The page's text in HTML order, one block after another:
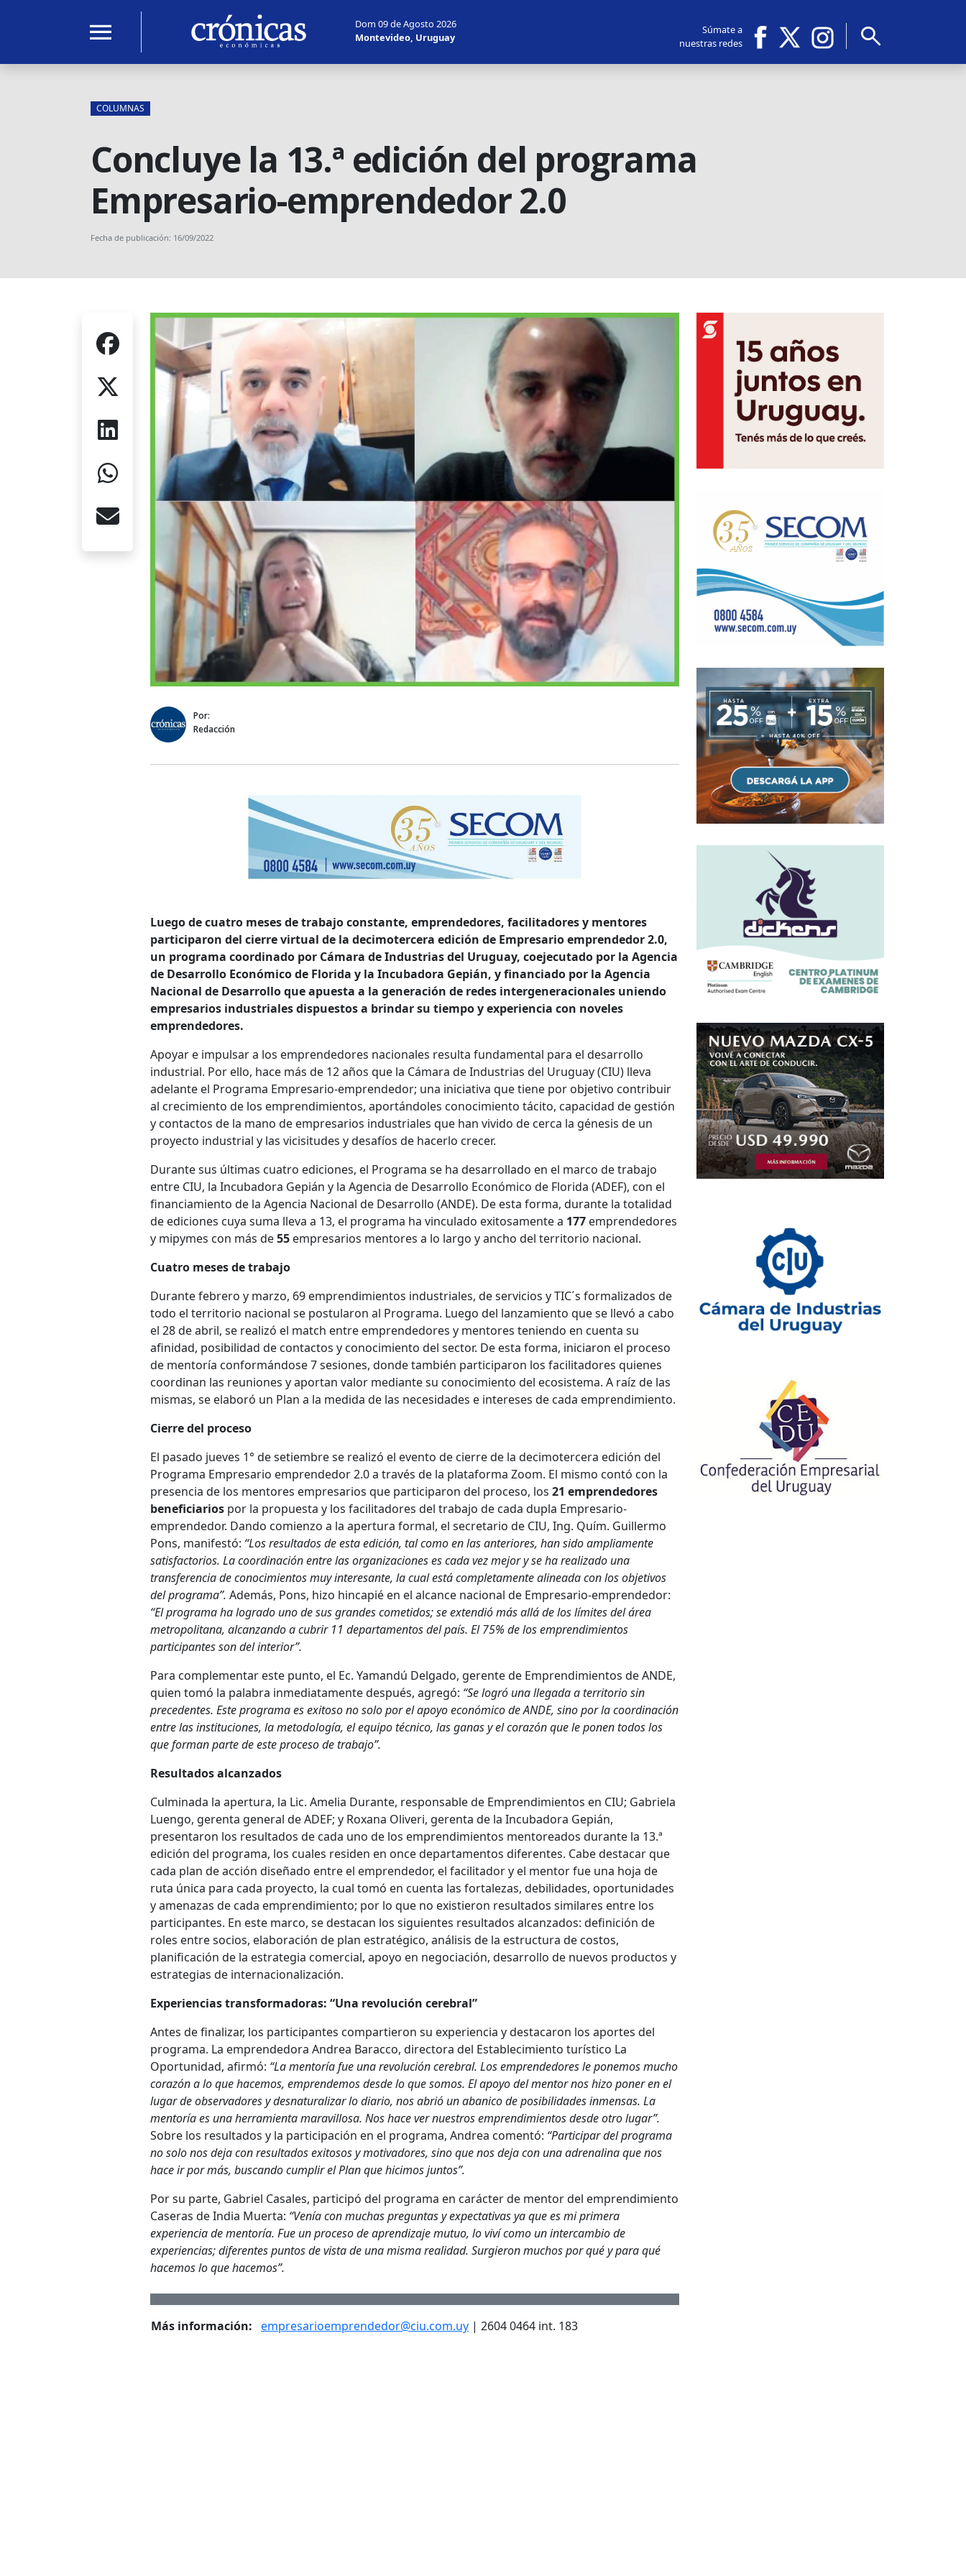
menu
Dom 09 de Agosto 2026
Montevideo, Uruguay
Súmate a
nuestras redes
search
COLUMNAS
Concluye la 13.ª edición del programa
Empresario-emprendedor 2.0
Fecha de publicación: 16/09/2022
Por:
Redacción
Luego de cuatro meses de trabajo constante, emprendedores, facilitadores y mentores
participaron del cierre virtual de la decimotercera edición de Empresario emprendedor 2.0,
un programa coordinado por Cámara de Industrias del Uruguay, coejecutado por la Agencia
de Desarrollo Económico de Florida y la Incubadora Gepián, y financiado por la Agencia
Nacional de Desarrollo que apuesta a la generación de redes intergeneracionales uniendo
empresarios industriales dispuestos a brindar su tiempo y experiencia con noveles
emprendedores.
Apoyar e impulsar a los emprendedores nacionales resulta fundamental para el desarrollo
industrial. Por ello, hace más de 12 años que la Cámara de Industrias del Uruguay (CIU) lleva
adelante el Programa Empresario-emprendedor; una iniciativa que tiene por objetivo contribuir
al crecimiento de los emprendimientos, aportándoles conocimiento tácito, capacidad de gestión
y contactos de la mano de empresarios industriales que han vivido de cerca la génesis de un
proyecto industrial y las vicisitudes y desafíos de hacerlo crecer.
Durante sus últimas cuatro ediciones, el Programa se ha desarrollado en el marco de trabajo
entre CIU, la Incubadora Gepián y la Agencia de Desarrollo Económico de Florida (ADEF), con el
financiamiento de la Agencia Nacional de Desarrollo (ANDE). De esta forma, durante la totalidad
de ediciones cuya suma lleva a 13, el programa ha vinculado exitosamente a 177 emprendedores
y mipymes con más de55 empresarios mentores a lo largo y ancho del territorio nacional.
Cuatro meses de trabajo
Durante febrero y marzo, 69 emprendimientos industriales, de servicios y TIC´s formalizados de
todo el territorio nacional se postularon al Programa. Luego del lanzamiento que se llevó a cabo
el 28 de abril, se realizó el match entre emprendedores y mentores teniendo en cuenta su
afinidad, posibilidad de contactos y conocimiento del sector. De esta forma, iniciaron el proceso
de mentoría conformándose 7 sesiones, donde también participaron los facilitadores quienes
coordinan las reuniones y aportan valor mediante su conocimiento del ecosistema. A raíz de las
mismas, se elaboró un Plan a la medida de las necesidades e intereses de cada emprendimiento.
Cierre del proceso
El pasado jueves 1° de setiembre se realizó el evento de cierre de la decimotercera edición del
Programa Empresario emprendedor 2.0 a través de la plataforma Zoom. El mismo contó con la
presencia de los mentores empresarios que participaron del proceso, los 21 emprendedores
beneficiarios por la propuesta y los facilitadores del trabajo de cada dupla Empresario-
emprendedor. Dando comienzo a la apertura formal, el secretario de CIU, Ing. Quím. Guillermo
Pons, manifestó: “Los resultados de esta edición, tal como en las anteriores, han sido ampliamente
satisfactorios. La coordinación entre las organizaciones es cada vez mejor y se ha realizado una
transferencia de conocimientos muy interesante, la cual está completamente alineada con los objetivos
del programa”. Además, Pons, hizo hincapié en el alcance nacional de Empresario-emprendedor:
“El programa ha logrado uno de sus grandes cometidos; se extendió más allá de los límites del área
metropolitana, alcanzando a cubrir 11 departamentos del país. El 75% de los emprendimientos
participantes son del interior”.
Para complementar este punto, el Ec. Yamandú Delgado, gerente de Emprendimientos de ANDE,
quien tomó la palabra inmediatamente después, agregó: “Se logró una llegada a territorio sin
precedentes. Este programa es exitoso no solo por el apoyo económico de ANDE, sino por la coordinación
entre las instituciones, la metodología, el equipo técnico, las ganas y el corazón que le ponen todos los
que forman parte de este proceso de trabajo”.
Resultados alcanzados
Culminada la apertura, la Lic. Amelia Durante, responsable de Emprendimientos en CIU; Gabriela
Luengo, gerenta general de ADEF; y Roxana Oliveri, gerenta de la Incubadora Gepián,
presentaron los resultados de cada uno de los emprendimientos mentoreados durante la 13.ª
edición del programa, los cuales residen en once departamentos diferentes. Cabe destacar que
cada plan de acción diseñado entre el emprendedor, el facilitador y el mentor fue una hoja de
ruta única para cada proyecto, la cual tomó en cuenta las fortalezas, debilidades, oportunidades
y amenazas de cada emprendimiento; por lo que no existieron resultados similares entre los
participantes. En este marco, se destacan los siguientes resultados alcanzados: definición de
roles entre socios, elaboración de plan estratégico, análisis de la estructura de costos,
planificación de la estrategia comercial, apoyo en negociación, desarrollo de nuevos productos y
estrategias de internacionalización.
Experiencias transformadoras: “Una revolución cerebral”
Antes de finalizar, los participantes compartieron su experiencia y destacaron los aportes del
programa. La emprendedora Andrea Baracco, directora del Establecimiento turístico La
Oportunidad, afirmó: “La mentoría fue una revolución cerebral. Los emprendedores le ponemos mucho
corazón a lo que hacemos, emprendemos desde lo que somos. El apoyo del mentor nos hizo poner en el
lugar de observadores y desnaturalizar lo diario, nos abrió un abanico de posibilidades inmensas. La
mentoría es una herramienta maravillosa. Nos hace ver nuestros emprendimientos desde otro lugar”.
Sobre los resultados y la participación en el programa, Andrea comentó: “Participar del programa
no solo nos deja con resultados exitosos y motivadores, sino que nos deja con una adrenalina que nos
hace ir por más, buscando cumplir el Plan que hicimos juntos”.
Por su parte, Gabriel Casales, participó del programa en carácter de mentor del emprendimiento
Caseras de India Muerta: “Venía con muchas preguntas y expectativas ya que es mi primera
experiencia de mentoría. Fue un proceso de aprendizaje mutuo, lo viví como un intercambio de
experiencias; diferentes puntos de vista de una misma realidad. Surgieron muchos por qué y para qué
hacemos lo que hacemos”.
Más información: empresarioemprendedor@ciu.com.uy | 2604 0464 int. 183